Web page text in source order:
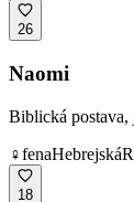
26
Naomi
Biblická postava,
♀fenaHebrejská
18